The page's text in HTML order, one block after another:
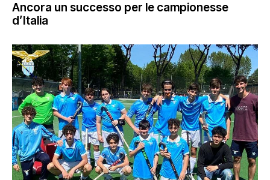
Ancora un successo per le campionesse
d’Italia